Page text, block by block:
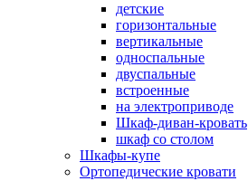
детские
горизонтальные
вертикальные
односпальные
двуспальные
встроенные
на электроприводе
Шкаф-диван-кровать
шкаф со столом
Шкафы-купе
Ортопедические кровати